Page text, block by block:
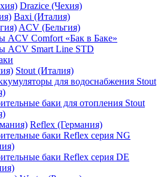
Drazice (Чехия)
Baxi (Италия)
ACV (Бельгия)
ACV Comfort «Бак в Баке»
ACV Smart Line STD
Stout (Италия)
для водоснабжения Stout
баки для отопления Stout
Reflex (Германия)
баки Reflex серия NG
баки Reflex серия DE